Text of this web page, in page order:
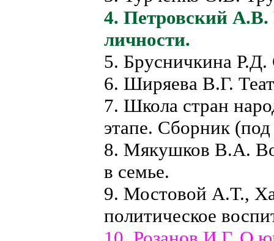
4. Петровский А.В.
личности.
5. Брусничкина Р.Д.
6. Ширяева В.Г.
7. Школа стран
этапе. Сборник
8. Мякушков В.А.
в семье.
9. Мостовой А.Т.,
политическое